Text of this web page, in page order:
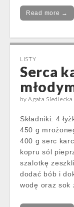
Read more →
LISTY
Serca
byAgata Siedlecka
Składniki: 4
450 g
400 g serc
kopru sól
szalotkę
dodać bób i
wodę oraz sok